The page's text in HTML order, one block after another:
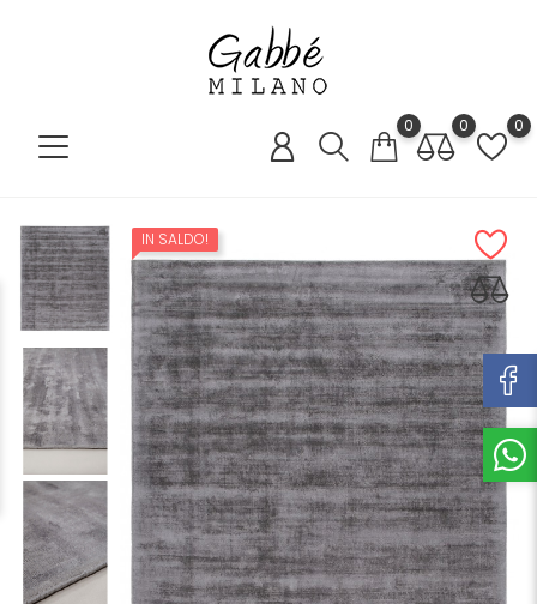
0 0 0
IN SALDO!